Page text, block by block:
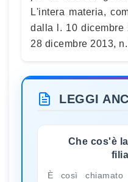
L'intera materia,
dalla l. 10 dicembre
28 dicembre 2013,
LEGGI
Che cos'è
È così